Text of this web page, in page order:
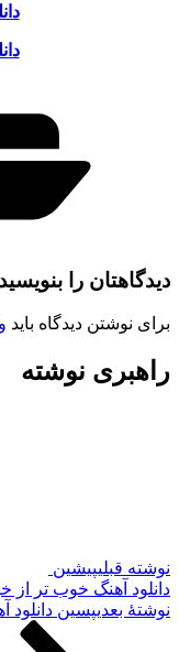
را بنویسید
نوشتن دیدگاه باید
نوشته
قبلیپیشین
آهنگ خوب تر از
بعدیپسین دانلود